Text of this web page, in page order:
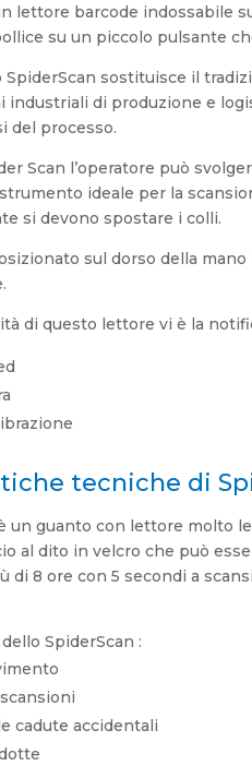
lettore barcode indossabile
su un piccolo pulsante
SpiderScan sostituisce il
industriali di produzione e
del processo.
Scan l’operatore può
ideale per la
si devono spostare i colli.
sul dorso della
di questo lettore vi è la
tecniche di
un guanto con lettore molto
al dito in velcro che può
di 8 ore con 5 secondi a
SpiderScan :
cadute accidentali